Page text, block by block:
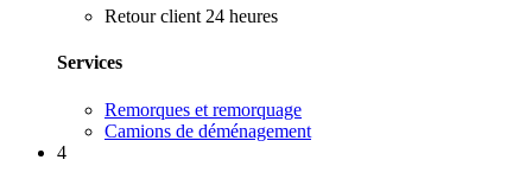
Retour client 24 heures
Services
Remorques et remorquage
Camions de déménagement
4